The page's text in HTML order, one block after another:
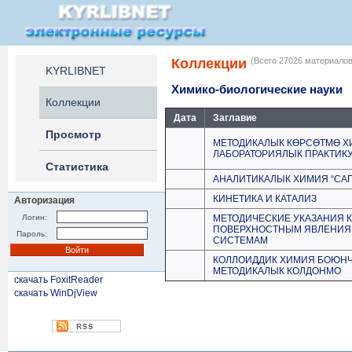
KYRLIBNET
Коллекции
Просмотр
Статистика
Авторизация
Логин:
Пароль:
скачать FoxitReader
скачать WinDjView
Коллекции (Всего 27026
Химико-биологические науки
Дата Заглавие
МЕТОДИКАЛЫК КӨРСӨТМӨ
ЛАБОРАТОРИЯЛЫК
АНАЛИТИКАЛЫК ХИМИЯ
КИНЕТИКА И КАТАЛИЗ
МЕТОДИЧЕСКИЕ УКАЗАНИЯ
ПОВЕРХНОСТНЫМ
СИСТЕМАМ
КОЛЛОИДДИК ХИМИЯ
МЕТОДИКАЛЫК КОЛДОНМО